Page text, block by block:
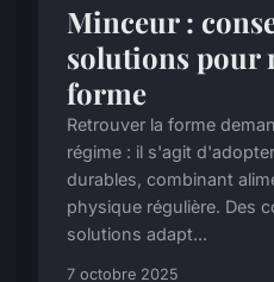
Minceur :
solutions pour
forme
Retrouver la forme
régime : il s'agit
durables, combinant
physique régulière. Des
solutions adapt...
7 octobre 2025